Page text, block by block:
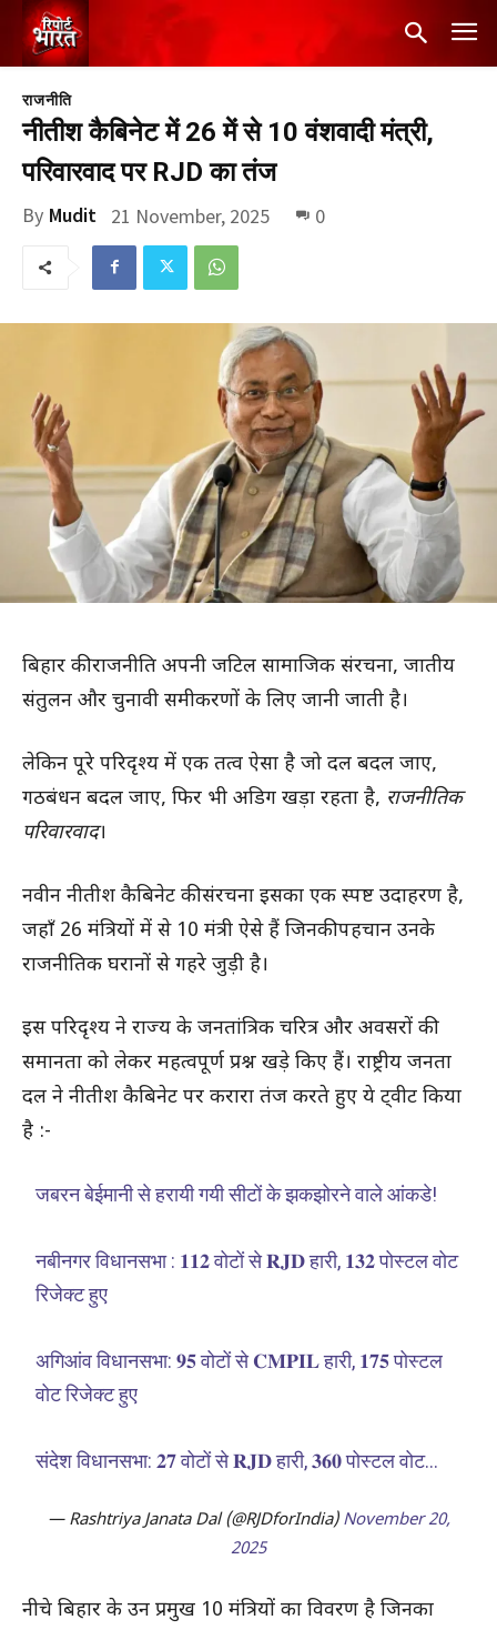
राजनीति
नीतीश कैबिनेट में 26 में से 10 वंशवादी मंत्री,
परिवारवाद पर RJD का तंज
By Mudit 21 November, 2025 0
बिहार की राजनीति अपनी जटिल सामाजिक संरचना, जातीय
संतुलन और चुनावी समीकरणों के लिए जानी जाती है।
लेकिन पूरे परिदृश्य में एक तत्व ऐसा है जो दल बदल जाए,
गठबंधन बदल जाए, फिर भी अडिग खड़ा रहता है, राजनीतिक
परिवारवाद।
नवीन नीतीश कैबिनेट की संरचना इसका एक स्पष्ट उदाहरण है,
जहाँ 26 मंत्रियों में से 10 मंत्री ऐसे हैं जिनकी पहचान उनके
राजनीतिक घरानों से गहरे जुड़ी है।
इस परिदृश्य ने राज्य के जनतांत्रिक चरित्र और अवसरों की
समानता को लेकर महत्वपूर्ण प्रश्न खड़े किए हैं। राष्ट्रीय जनता
दल ने नीतीश कैबिनेट पर करारा तंज करते हुए ये ट्वीट किया
है :-
जबरन बेईमानी से हरायी गयी सीटों के झकझोरने वाले आंकडे!
नबीनगर विधानसभा : 𝟏𝟏𝟐 वोटों से 𝐑𝐉𝐃 हारी, 𝟏𝟑𝟐 पोस्टल वोट
रिजेक्ट हुए
अगिआंव विधानसभा: 𝟗𝟓 वोटों से 𝐂𝐌𝐏𝐈𝐋 हारी, 𝟏𝟕𝟓 पोस्टल
वोट रिजेक्ट हुए
संदेश विधानसभा: 𝟐𝟕 वोटों से 𝐑𝐉𝐃 हारी, 𝟑𝟔𝟎 पोस्टल वोट…
— Rashtriya Janata Dal (@RJDforIndia) November 20,
2025
नीचे बिहार के उन प्रमुख 10 मंत्रियों का विवरण है जिनका